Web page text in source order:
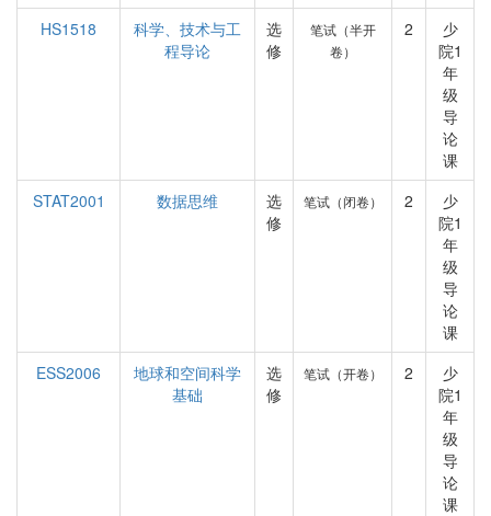
HS1518
科学、技术与工
程导论
选
修
笔试（半开
卷）
2
少
院1
年
级
导
论
课
STAT2001
数据思维
选
修
笔试（闭卷） 2
少
院1
年
级
导
论
课
ESS2006
地球和空间科学
基础
选
修
笔试（开卷） 2
少
院1
年
级
导
论
课